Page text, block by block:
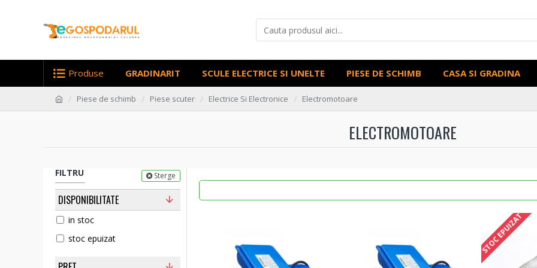
Produse GRADINARIT SCULE ELECTRICE SI UNELTE PIESE DE SCHIMB CASA SI GRADINA
Piese de schimb Piese scuter Electrice Si Electronice Electromotoare
ELECTROMOTOARE
FILTRU Sterge
DISPONIBILITATE
in stoc
stoc epuizat
STOC EPUIZAT